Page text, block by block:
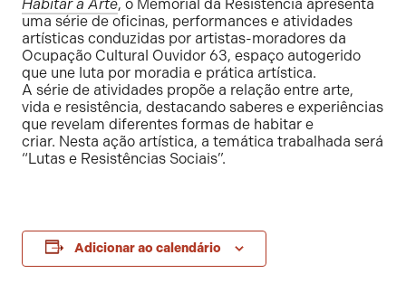
Habitar a Arte, o Memorial da Resistência apresenta
uma série de oficinas, performances e atividades
artísticas conduzidas por artistas-moradores da
Ocupação Cultural Ouvidor 63, espaço autogerido
que une luta por moradia e prática artística.
A série de atividades propõe a relação entre arte,
vida e resistência, destacando saberes e experiências
que revelam diferentes formas de habitar e
criar. Nesta ação artística, a temática trabalhada será
“Lutas e Resistências Sociais”.
Adicionar ao calendário